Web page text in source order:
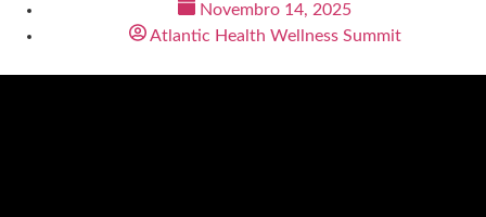
Novembro 14, 2025
Atlantic Health Wellness Summit